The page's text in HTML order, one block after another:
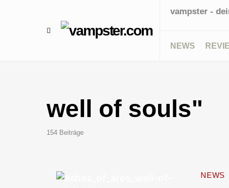
vampster -
NEWS
well of souls"
154 Beiträge
NEWS